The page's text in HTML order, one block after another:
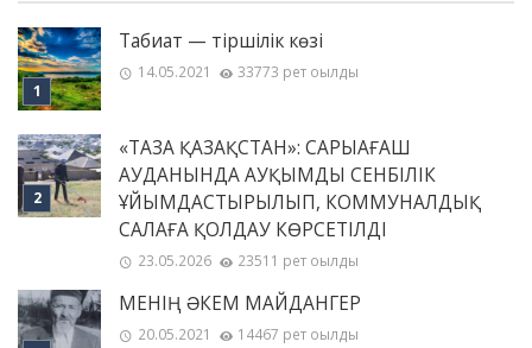
Табиғат — тіршілік көзі
14.05.2021 33773 рет оқылды
«ТАЗА ҚАЗАҚСТАН»: САРЫАҒАШ
АУДАНЫНДА АУҚЫМДЫ СЕНБІЛІК
ҰЙЫМДАСТЫРЫЛЫП, КОММУНАЛДЫҚ
САЛАҒА ҚОЛДАУ КӨРСЕТІЛДІ
23.05.2026 23511 рет оқылды
МЕНІҢ ƏКЕМ МАЙДАНГЕР
20.05.2021 14467 рет оқылды